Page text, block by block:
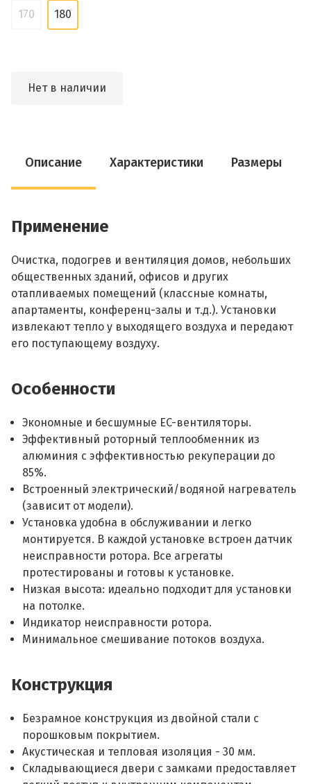
170 180
Нет в наличии
Описание Характеристики Размеры
Применение
Очистка, подогрев и вентиляция домов, небольших
общественных зданий, офисов и других
отапливаемых помещений (классные комнаты,
апартаменты, конференц-залы и т.д.). Установки
извлекают тепло у выходящего воздуха и передают
его поступающему воздуху.
Особенности
Экономные и бесшумные EC-вентиляторы.
Эффективный роторный теплообменник из
алюминия с эффективностью рекуперации до
85%.
Встроенный электрический/водяной нагреватель
(зависит от модели).
Установка удобна в обслуживании и легко
монтируется. В каждой установке встроен датчик
неисправности ротора. Все агрегаты
протестированы и готовы к установке.
Низкая высота: идеально подходит для установки
на потолке.
Индикатор неисправности ротора.
Минимальное смешивание потоков воздуха.
Конструкция
Безрамное конструкция из двойной стали с
порошковым покрытием.
Акустическая и тепловая изоляция - 30 мм.
Складывающиеся двери с замками предоставляет